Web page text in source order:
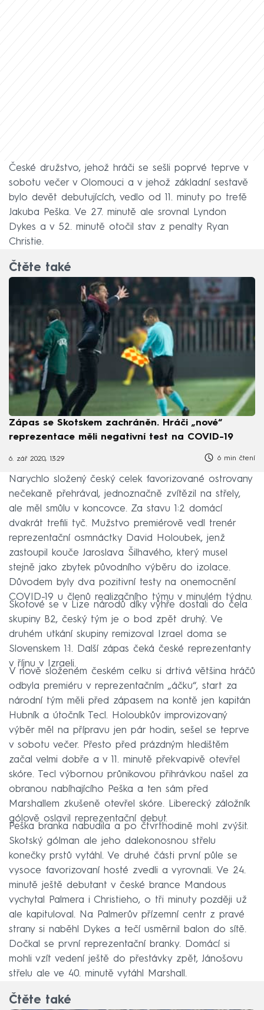
České družstvo, jehož hráči se sešli poprvé teprve v
sobotu večer v Olomouci a v jehož základní sestavě
bylo devět debutujících, vedlo od 11. minuty po trefě
Jakuba Peška. Ve 27. minutě ale srovnal Lyndon
Dykes a v 52. minutě otočil stav z penalty Ryan
Christie.
Čtěte také
Zápas se Skotskem zachráněn. Hráči „nové“
reprezentace měli negativní test na COVID-19
6. zář 2020, 13:29 6 min čtení
Narychlo složený český celek favorizované ostrovany
nečekaně přehrával, jednoznačně zvítězil na střely,
ale měl smůlu v koncovce. Za stavu 1:2 domácí
dvakrát trefili tyč. Mužstvo premiérově vedl trenér
reprezentační osmnáctky David Holoubek, jenž
zastoupil kouče Jaroslava Šilhavého, který musel
stejně jako zbytek původního výběru do izolace.
Důvodem byly dva pozitivní testy na onemocnění
COVID-19 u členů realizačního týmu v minulém týdnu.
Skotové se v Lize národů díky výhře dostali do čela
skupiny B2, český tým je o bod zpět druhý. Ve
druhém utkání skupiny remizoval Izrael doma se
Slovenskem 1:1. Další zápas čeká české reprezentanty
v říjnu v Izraeli.
V nově složeném českém celku si drtivá většina hráčů
odbyla premiéru v reprezentačním „áčku“, start za
národní tým měli před zápasem na kontě jen kapitán
Hubník a útočník Tecl. Holoubkův improvizovaný
výběr měl na přípravu jen pár hodin, sešel se teprve
v sobotu večer. Přesto před prázdným hledištěm
začal velmi dobře a v 11. minutě překvapivě otevřel
skóre. Tecl výbornou průnikovou přihrávkou našel za
obranou nabíhajícího Peška a ten sám před
Marshallem zkušeně otevřel skóre. Liberecký záložník
gólově oslavil reprezentační debut.
Peška branka nabudila a po čtvrthodině mohl zvýšit.
Skotský gólman ale jeho dalekonosnou střelu
konečky prstů vytáhl. Ve druhé části první půle se
vysoce favorizovaní hosté zvedli a vyrovnali. Ve 24.
minutě ještě debutant v české brance Mandous
vychytal Palmera i Christieho, o tři minuty později už
ale kapituloval. Na Palmerův přízemní centr z pravé
strany si naběhl Dykes a tečí usměrnil balon do sítě.
Dočkal se první reprezentační branky. Domácí si
mohli vzít vedení ještě do přestávky zpět, Jánošovu
střelu ale ve 40. minutě vytáhl Marshall.
Čtěte také